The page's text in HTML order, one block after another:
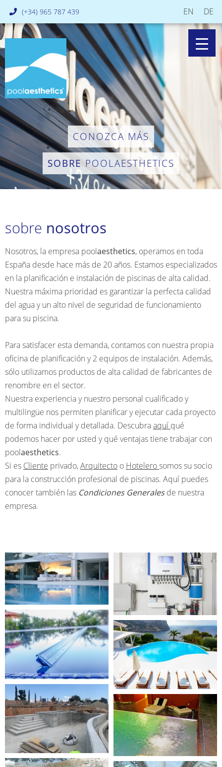
(+34) 965 787 439 EN DE
CONOZCA MÁS
SOBRE POOLAESTHETICS
sobre nosotros
Nosotros, la empresa poolaesthetics, operamos en toda
España desde hace más de 20 años. Estamos especializados
en la planificación e instalación de piscinas de alta calidad.
Nuestra máxima prioridad es garantizar la perfecta calidad
del agua y un alto nivel de seguridad de funcionamiento
para su piscina.
Para satisfacer esta demanda, contamos con nuestra propia
oficina de planificación y 2 equipos de instalación. Además,
sólo utilizamos productos de alta calidad de fabricantes de
renombre en el sector.
Nuestra experiencia y nuestro personal cualificado y
multilingüe nos permiten planificar y ejecutar cada proyecto
de forma individual y detallada. Descubraaquí qué
podemos hacer por usted y qué ventajas tiene trabajar con
poolaesthetics.
Si es Cliente privado,Arquitecto o Hotelerosomos su socio
para la construcción profesional de piscinas. Aquí puedes
conocer también las Condiciones Generalesde nuestra
empresa.